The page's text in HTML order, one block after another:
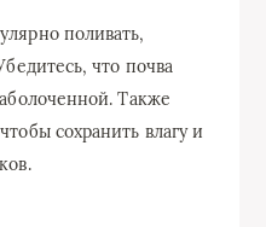
поливать,
что почва
Также
сохранить влагу и